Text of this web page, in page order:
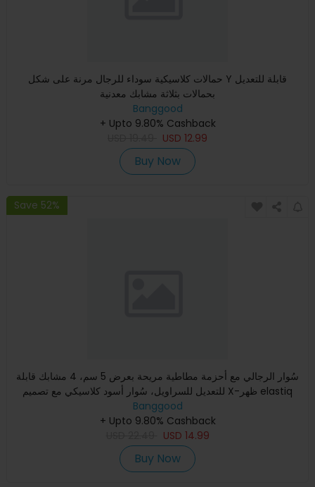
حمالات كلاسيكية سوداء للرجال مرنة على شكل Y قابلة للتعديل
بحمالات بثلاثة مشابك معدنية
Banggood
+ Upto 9.80% Cashback
USD 12.99
Buy Now
Save 52%
سُوار الرجالي مع أحزمة مطاطية مريحة بعرض 5 سم، 4 مشابك قابلة
للتعديل للسراويل، سُوار أسود كلاسيكي مع تصميم X-ظهر elastiq
Banggood
+ Upto 9.80% Cashback
USD 14.99
Buy Now